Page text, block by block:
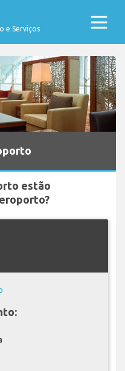
e Serviços
estão